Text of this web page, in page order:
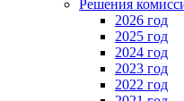
Решения
2026 год
2025 год
2024 год
2023 год
2022 год